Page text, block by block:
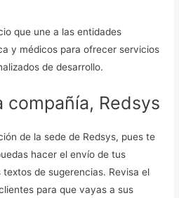
que une a las entidades
y médicos para ofrecer servicios
de desarrollo.
compañía, Redsys
de la sede de Redsys, pues te
hacer el envío de tus
de sugerencias. Revisa el
para que vayas a sus